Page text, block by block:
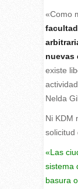
«Como
nuevas
existe
Nelda
Ni KDM
solicitud
«Las
sistema
basura